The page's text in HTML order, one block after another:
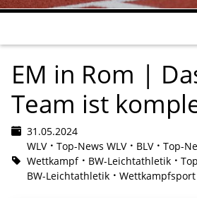
EM in Rom |
Team ist
31.05.2024
WLV
Top-News WLV BLV Top-
Wettkampf
BW-Leichtathletik
BW-Leichtathletik
Wettkampfsport